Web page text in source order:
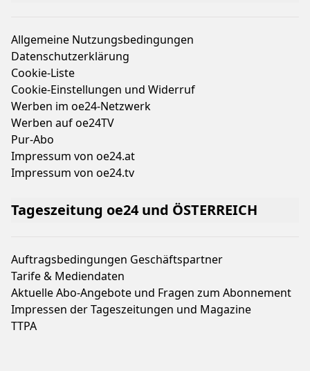
Allgemeine Nutzungsbedingungen
Datenschutzerklärung
Cookie-Liste
Cookie-Einstellungen und Widerruf
Werben im oe24-Netzwerk
Werben auf oe24TV
Pur-Abo
Impressum von oe24.at
Impressum von oe24.tv
Tageszeitung oe24 und ÖSTERREICH
Auftragsbedingungen Geschäftspartner
Tarife & Mediendaten
Aktuelle Abo-Angebote und Fragen zum Abonnement
Impressen der Tageszeitungen und Magazine
TTPA